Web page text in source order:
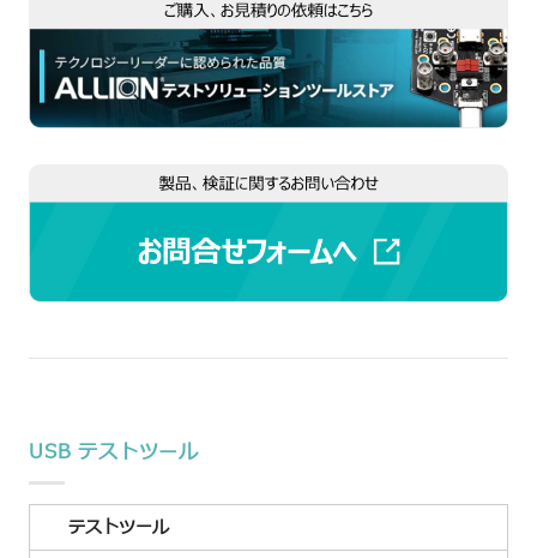
USB テストツール
テストツール